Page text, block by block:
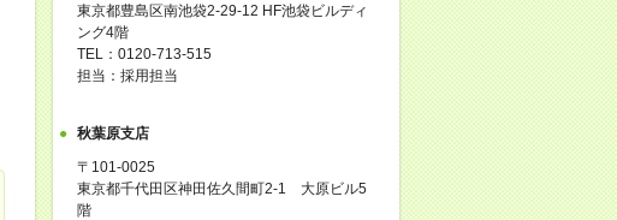
東京都豊島区南池袋2-29-12 HF池袋ビルディ
ング4階
TEL：0120-713-515
担当：採用担当
秋葉原支店
〒101-0025
東京都千代田区神田佐久間町2-1 大原ビル5
階